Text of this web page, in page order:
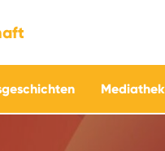
Mediathek